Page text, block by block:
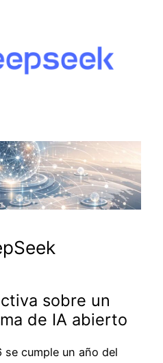
sobre un
de IA abierto
cumple un año del